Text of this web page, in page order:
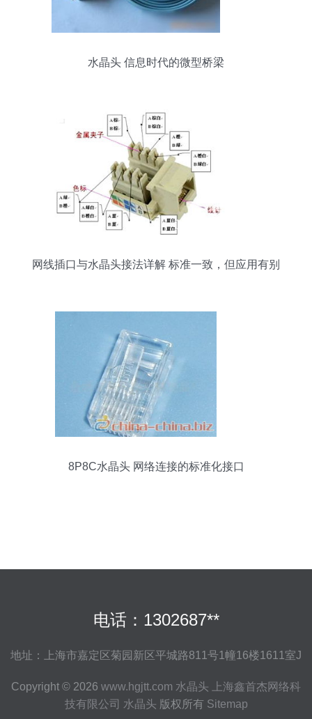
水晶头 信息时代的微型桥梁
网线插口与水晶头接法详解 标准一致，但应用有别
8P8C水晶头 网络连接的标准化接口
电话：1302687**
地址：上海市嘉定区菊园新区平城路811号1幢16楼1611室J
Copyright © 2026 www.hgjtt.com 水晶头
上海鑫首杰网络科
技有限公司 水晶头 版权所有 Sitemap